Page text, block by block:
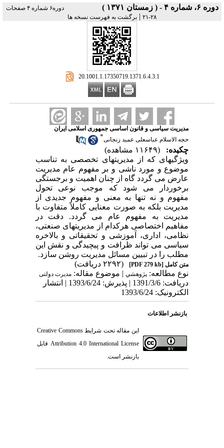
دوره ۶، شماره ۴ - ( زمستان ۱۳۷۱ )
دوره۶ شماره ۴ صفحات
۲۸-۲۱
| برگشت به فهرست نسخه ها
‎ 20.1001.1.17350719.1371.6.4.3.1
مدیریت سیاسی و قانون اساسی جمهوری اسلامی ایران
حجه الاسلام عباسعلی عمید زنجانی*
چکیده:
(۱۱۶۴۹ مشاهده)
ویژگیهای که از مدیریتهای تخصصی به تناسب
موضوع و مورد ناشی و بر مفهوم عام مدیریت
عارض می گردد گاه از چنان اهمیت و برجستگی
برخوردار می شود که موجب نوعی تحول
مفهوم و نه تنها به معنی و مفهوم جدیدی از
مدیریت بلکه به صورت معنایی کاملاً متفاوت با
مدیریت به مفهوم عام می گردد. دقت در
مفاهیم اختصاصی هرکدام از مدیریتهای صنعتی،
نظامی، اداری، آموزشی و تحقیقاتی و بالاخره
سیاسی می تواند ظرافت و پیچیدگی و نقش این
مطلب را در تبیین مسائل مدیریت روشن سازد.
متن کامل [PDF 279 kb]
(۲۲۹۲ دریافت)
نوع مطالعه: پژوهشي| موضوع مقاله: مدیرت دولتی
دریافت: 1391/3/6 | پذیرش: 1393/6/24 | انتشار
الکترونیک: 1393/6/24
بازنشر اطلاعات
این مقاله تحت شرایطCreative Commons
Attribution 4.0 International License قابل
بازنشر است.